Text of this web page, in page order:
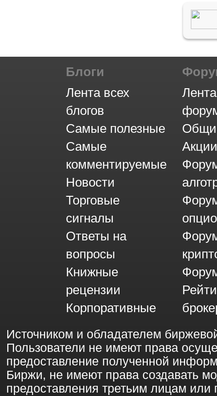
Блоги
Лента всех
блогов
Самые полезные
Самые
комментируемые
Новости
Торговые
сигналы
Ответы на
вопросы
Книжные
рецензии
Корпоративные
Акции
Источником и обладателем
Пользователи не имеют права
предоставление полученной
Биржи, не имеют права создавать
предоставления третьим лицам или